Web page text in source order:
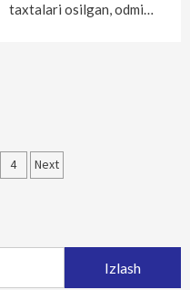
taxtalari osilgan, odmi…
4 Next